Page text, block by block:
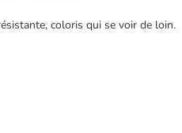
coloris qui se voir de loin.